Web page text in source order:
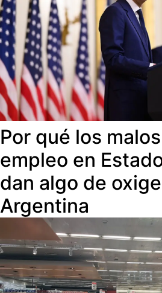
Por qué los
empleo en
dan algo de
Argentina